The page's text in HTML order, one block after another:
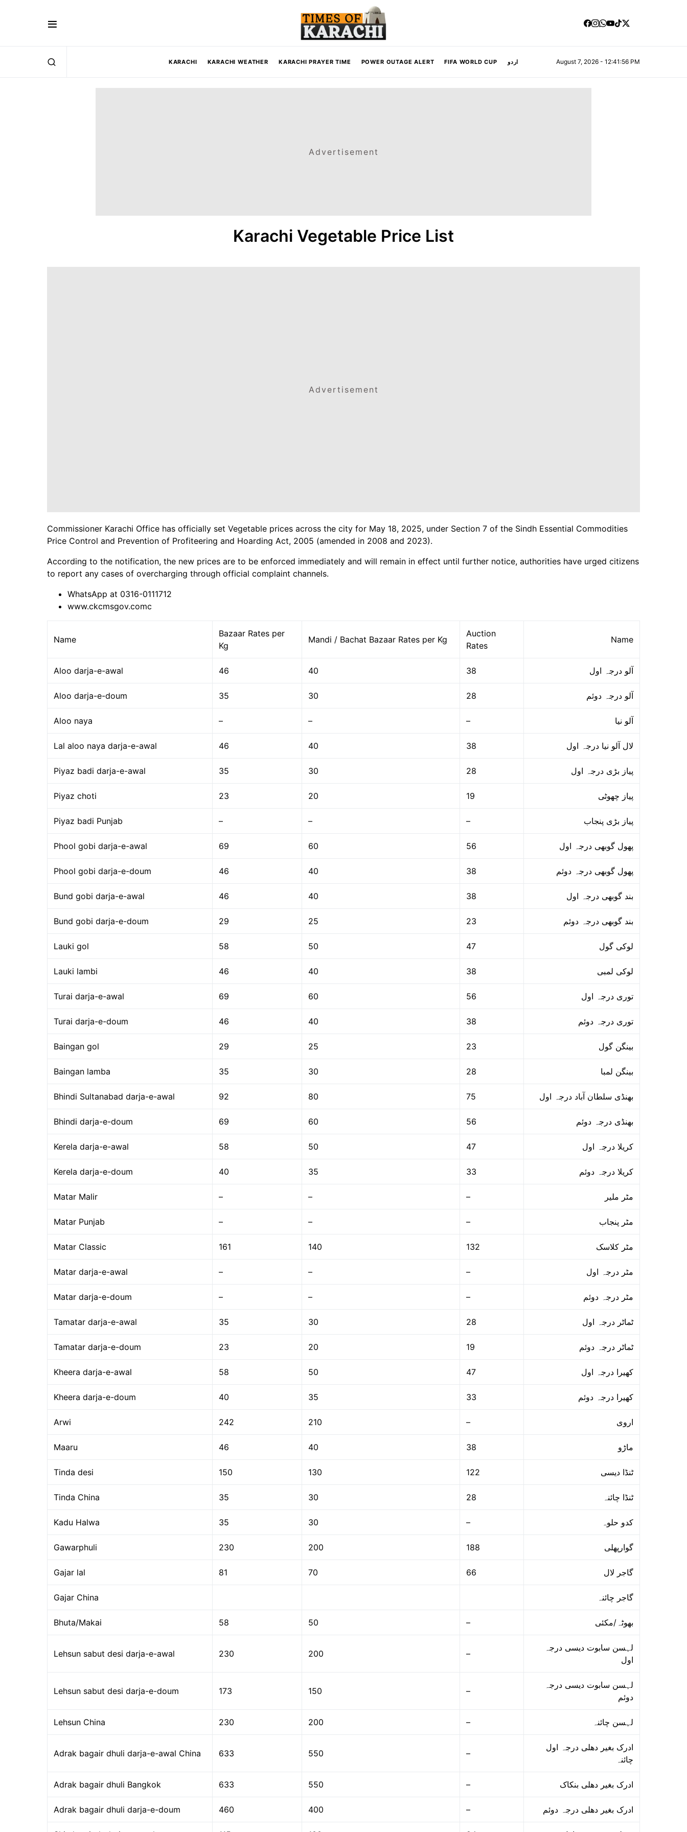
KARACHI KARACHI WEATHER KARACHI PRAYER TIME POWER OUTAGE ALERT FIFA WORLD CUP اردو August 7, 2026 - 12:41:57 PM
Advertisement
Karachi Vegetable Price List
Advertisement
Commissioner Karachi Office has officially set Vegetable prices across the city for May 18, 2025, under Section 7 of the Sindh Essential Commodities
Price Control and Prevention of Profiteering and Hoarding Act, 2005 (amended in 2008 and 2023).
According to the notification, the new prices are to be enforced immediately and will remain in effect until further notice, authorities have urged citizens
to report any cases of overcharging through official complaint channels.
WhatsApp at 0316-0111712
www.ckcmsgov.comc
Name
Bazaar Rates per
Kg
Mandi / Bachat Bazaar Rates per Kg
Auction
Rates
Name
Aloo darja-e-awal 46 40 38 آلو درجہ اول
Aloo darja-e-doum 35 30 28 آلو درجہ دوئم
Aloo naya – – – آلو نیا
Lal aloo naya darja-e-awal 46 40 38 لال آلو نیا درجہ اول
Piyaz badi darja-e-awal 35 30 28 پیاز بڑی درجہ اول
Piyaz choti 23 20 19 پیاز چھوٹی
Piyaz badi Punjab – – – پیاز بڑی پنجاب
Phool gobi darja-e-awal 69 60 56 پھول گوبھی درجہ اول
Phool gobi darja-e-doum 46 40 38 پھول گوبھی درجہ دوئم
Bund gobi darja-e-awal 46 40 38 بند گوبھی درجہ اول
Bund gobi darja-e-doum 29 25 23 بند گوبھی درجہ دوئم
Lauki gol 58 50 47 لوکی گول
Lauki lambi 46 40 38 لوکی لمبی
Turai darja-e-awal 69 60 56 توری درجہ اول
Turai darja-e-doum 46 40 38 توری درجہ دوئم
Baingan gol 29 25 23 بینگن گول
Baingan lamba 35 30 28 بینگن لمبا
Bhindi Sultanabad darja-e-awal 92 80 75 بھنڈی سلطان آباد درجہ اول
Bhindi darja-e-doum 69 60 56 بھنڈی درجہ دوئم
Kerela darja-e-awal 58 50 47 کریلا درجہ اول
Kerela darja-e-doum 40 35 33 کریلا درجہ دوئم
Matar Malir – – – مٹر ملیر
Matar Punjab – – – مٹر پنجاب
Matar Classic 161 140 132 مٹر کلاسک
Matar darja-e-awal – – – مٹر درجہ اول
Matar darja-e-doum – – – مٹر درجہ دوئم
Tamatar darja-e-awal 35 30 28 ٹماٹر درجہ اول
Tamatar darja-e-doum 23 20 19 ٹماٹر درجہ دوئم
Kheera darja-e-awal 58 50 47 کھیرا درجہ اول
Kheera darja-e-doum 40 35 33 کھیرا درجہ دوئم
Arwi 242 210 – اروی
Maaru 46 40 38 ماڑو
Tinda desi 150 130 122 ٹنڈا دیسی
Tinda China 35 30 28 ٹنڈا چائنہ
Kadu Halwa 35 30 – کدو حلوہ
Gawarphuli 230 200 188 گوارپھلی
Gajar lal 81 70 66 گاجر لال
Gajar China گاجر چائنہ
Bhuta/Makai 58 50 – بھوٹہ/مکئی
Lehsun sabut desi darja-e-awal 230 200 –
لہسن سابوت دیسی درجہ
اول
Lehsun sabut desi darja-e-doum 173 150 –
لہسن سابوت دیسی درجہ
دوئم
Lehsun China 230 200 – لہسن چائنہ
Adrak bagair dhuli darja-e-awal China 633 550 –
ادرک بغیر دھلی درجہ اول
چائنہ
Adrak bagair dhuli Bangkok 633 550 – ادرک بغیر دھلی بنکاک
Adrak bagair dhuli darja-e-doum 460 400 – ادرک بغیر دھلی درجہ دوئم